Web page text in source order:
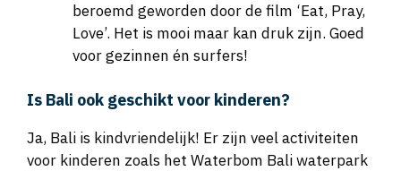
beroemd geworden door de film ‘Eat, Pray,
Love’. Het is mooi maar kan druk zijn. Goed
voor gezinnen én surfers!
Is Bali ook geschikt voor kinderen?
Ja, Bali is kindvriendelijk! Er zijn veel activiteiten
voor kinderen zoals het Waterbom Bali waterpark